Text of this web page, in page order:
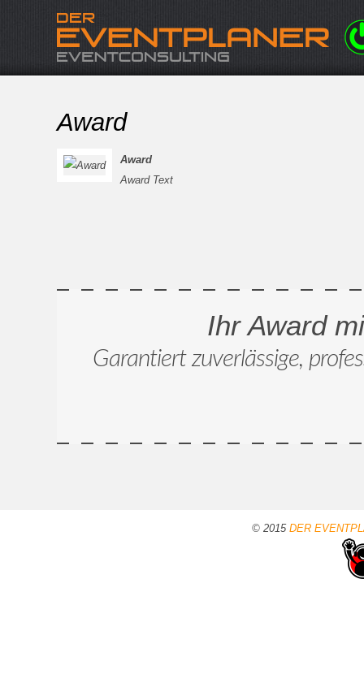
Award
Award
Award Text
Ihr Award
Garantiert zuverlässige,
© 2015 DER